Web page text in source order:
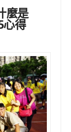
麼是
心得